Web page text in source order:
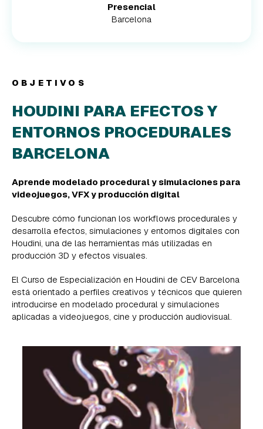
Presencial
Barcelona
OBJETIVOS
HOUDINI PARA EFECTOS Y
ENTORNOS PROCEDURALES
BARCELONA
Aprende modelado procedural y simulaciones para
videojuegos, VFX y producción digital
Descubre cómo funcionan los workflows procedurales y
desarrolla efectos, simulaciones y entornos digitales con
Houdini, una de las herramientas más utilizadas en
producción 3D y efectos visuales.
El Curso de Especialización en Houdini de CEV Barcelona
está orientado a perfiles creativos y técnicos que quieren
introducirse en modelado procedural y simulaciones
aplicadas a videojuegos, cine y producción audiovisual.